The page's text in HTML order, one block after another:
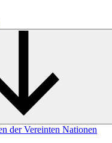
der Vereinten Nationen